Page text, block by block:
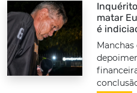
matar
é